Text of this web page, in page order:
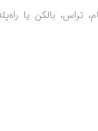
تراس، بالکن یا